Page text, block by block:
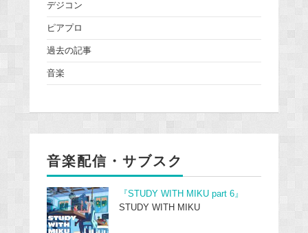
デジコン
ピアプロ
過去の記事
音楽
音楽配信・サブスク
『STUDY WITH MIKU part 6』
STUDY WITH MIKU